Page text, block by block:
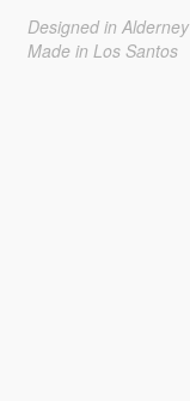
Designed in Alderney
Made in Los Santos